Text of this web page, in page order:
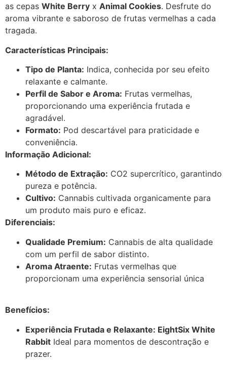
as cepas White Berry x Animal Cookies. Desfrute do
aroma vibrante e saboroso de frutas vermelhas a cada
tragada.
Características Principais:
Tipo de Planta: Indica, conhecida por seu efeito
relaxante e calmante.
Perfil de Sabor e Aroma: Frutas vermelhas,
proporcionando uma experiência frutada e
agradável.
Formato: Pod descartável para praticidade e
conveniência.
Informação Adicional:
Método de Extração: CO2 supercrítico, garantindo
pureza e potência.
Cultivo: Cannabis cultivada organicamente para
um produto mais puro e eficaz.
Diferenciais:
Qualidade Premium: Cannabis de alta qualidade
com um perfil de sabor distinto.
Aroma Atraente: Frutas vermelhas que
proporcionam uma experiência sensorial única
Benefícios:
Experiência Frutada e Relaxante: EightSix White
Rabbit Ideal para momentos de descontração e
prazer.